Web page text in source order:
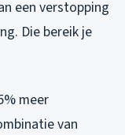
een verstopping
Die bereik je
meer
van